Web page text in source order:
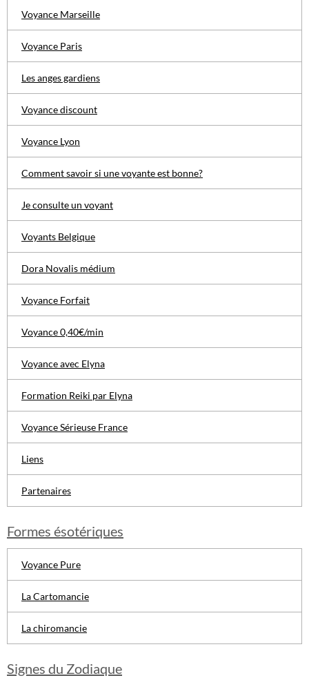
Voyance Marseille
Voyance Paris
Les anges gardiens
Voyance discount
Voyance Lyon
Comment savoir si une voyante est bonne?
Je consulte un voyant
Voyants Belgique
Dora Novalis médium
Voyance Forfait
Voyance 0,40€/min
Voyance avec Elyna
Formation Reiki par Elyna
Voyance Sérieuse France
Liens
Partenaires
Formes ésotériques
Voyance Pure
La Cartomancie
La chiromancie
Signes du Zodiaque